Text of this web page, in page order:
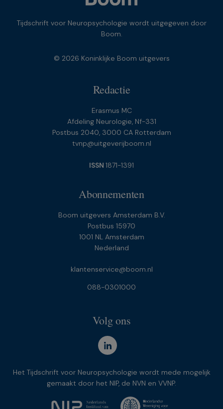
Tijdschrift voor Neuropsychologie wordt uitgegeven door
Boom.
© 2026 Koninklijke Boom uitgevers
Redactie
Erasmus MC
Afdeling Neurologie, Nf-331
Postbus 2040, 3000 CA Rotterdam
tvnp@uitgeverijboom.nl
ISSN 1871-1391
Abonnementen
Boom uitgevers Amsterdam B.V.
Postbus 15970
1001 NL Amsterdam
Nederland
klantenservice@boom.nl
088-0301000
Volg ons
Het Tijdschrift voor Neuropsychologie wordt mede mogelijk
gemaakt door het NIP, de NVN en VVNP.